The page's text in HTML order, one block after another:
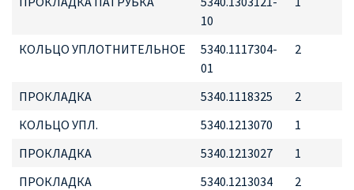
10
КОЛЬЦО УПЛОТНИТЕЛЬНОЕ
5340.1117304-
01
2
ПРОКЛАДКА 5340.1118325
2
КОЛЬЦО УПЛ.
5340.1213070
1
ПРОКЛАДКА
5340.1213027
1
ПРОКЛАДКА
5340.1213034
2